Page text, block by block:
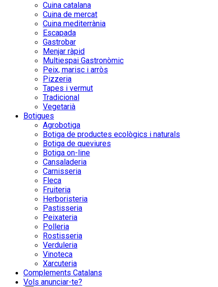
Cuina catalana
Cuina de mercat
Cuina mediterrània
Escapada
Gastrobar
Menjar ràpid
Multiespai Gastronòmic
Peix, marisc i arròs
Pizzeria
Tapes i vermut
Tradicional
Vegetarià
Botigues
Agrobotiga
Botiga de productes ecològics i naturals
Botiga de queviures
Botiga on-line
Cansaladeria
Carnisseria
Fleca
Fruiteria
Herboristeria
Pastisseria
Peixateria
Polleria
Rostisseria
Verduleria
Vinoteca
Xarcuteria
Complements Catalans
Vols anunciar-te?